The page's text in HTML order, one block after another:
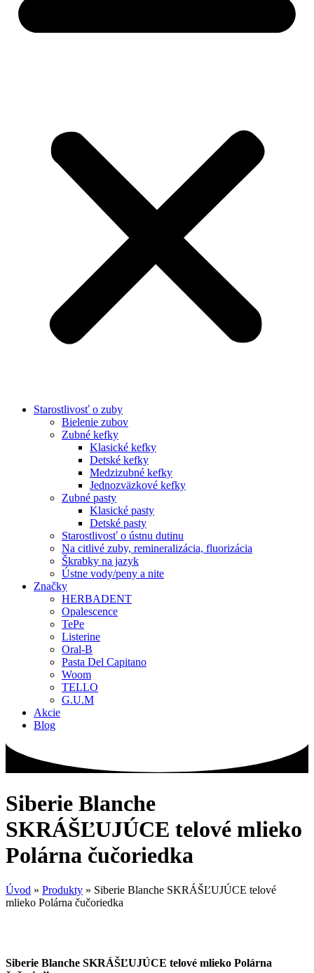
Starostlivosť o zuby
Bielenie zubov
Zubné kefky
Klasické kefky
Detské kefky
Medzizubné kefky
Jednozväzkové kefky
Zubné pasty
Klasické pasty
Detské pasty
Starostlivosť o ústnu dutinu
Na citlivé zuby, remineralizácia, fluorizácia
Škrabky na jazyk
Ústne vody/peny a nite
Značky
HERBADENT
Opalescence
TePe
Listerine
Oral-B
Pasta Del Capitano
Woom
TELLO
G.U.M
Akcie
Blog
Siberie Blanche
SKRÁŠĽUJÚCE telové mlieko
Polárna čučoriedka
Úvod » Produkty » Siberie Blanche SKRÁŠĽUJÚCE telové
mlieko Polárna čučoriedka
Siberie Blanche SKRÁŠĽUJÚCE telové mlieko Polárna